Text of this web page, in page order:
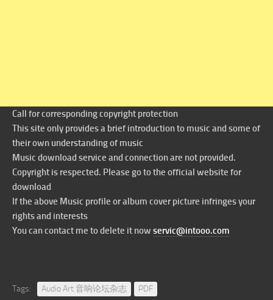
Call for corresponding copyright protection
This site only provides a brief introduction to music and some of
their own understanding of music
Music download service and connection are not provided.
Copyright is respected. Please go to the official website for
download
If the above Music profile or album cover picture infringes your
rights and interests
You can contact me to delete it now servic@intooo.com
Tags: Audio Art 音响论坛杂志 PDF